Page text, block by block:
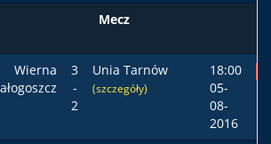
Mecz
Wierna
3
-
2
Unia Tarnów
(szczegóły)
18:00
05-
08-
2016